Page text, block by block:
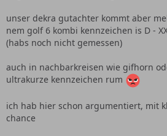
unser dekra gutachter kommt aber
nem golf 6 kombi kennzeichen is D -
(habs noch nicht gemessen)
auch in nachbarkreisen wie gifhorn
ultrakurze kennzeichen rum
ich hab hier schon argumentiert, mit
chance